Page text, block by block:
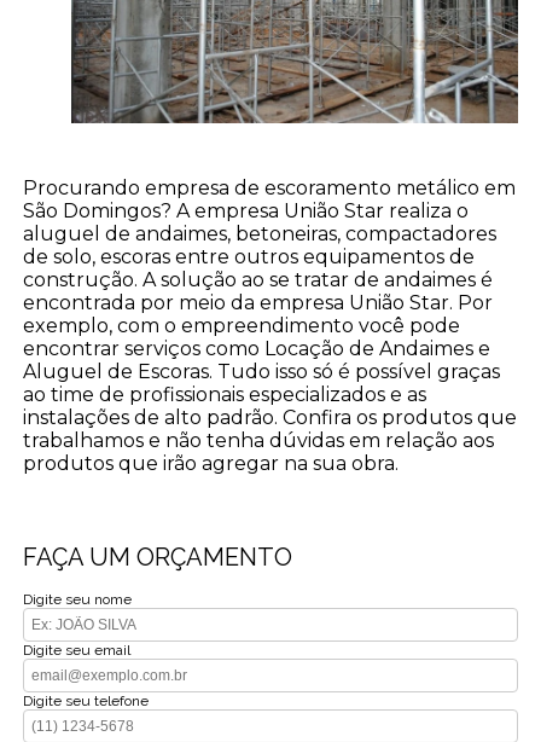
Procurando empresa de escoramento metálico em
São Domingos? A empresa União Star realiza o
aluguel de andaimes, betoneiras, compactadores
de solo, escoras entre outros equipamentos de
construção. A solução ao se tratar de andaimes é
encontrada por meio da empresa União Star. Por
exemplo, com o empreendimento você pode
encontrar serviços como Locação de Andaimes e
Aluguel de Escoras. Tudo isso só é possível graças
ao time de profissionais especializados e as
instalações de alto padrão. Confira os produtos que
trabalhamos e não tenha dúvidas em relação aos
produtos que irão agregar na sua obra.
FAÇA UM ORÇAMENTO
Digite seu nome
Digite seu email
Digite seu telefone